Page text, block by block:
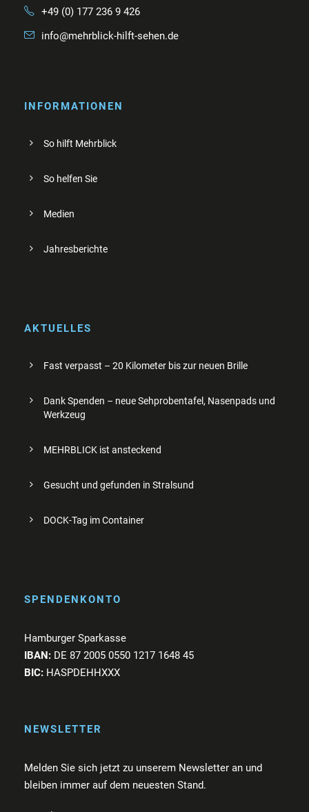
+49 (0) 177 236 9 426
info@mehrblick-hilft-sehen.de
INFORMATIONEN
So hilft Mehrblick
So helfen Sie
Medien
Jahresberichte
AKTUELLES
Fast verpasst – 20 Kilometer bis zur neuen Brille
Dank Spenden – neue Sehprobentafel, Nasenpads und
Werkzeug
MEHRBLICK ist ansteckend
Gesucht und gefunden in Stralsund
DOCK-Tag im Container
SPENDENKONTO
Hamburger Sparkasse
IBAN: DE 87 2005 0550 1217 1648 45
BIC: HASPDEHHXXX
NEWSLETTER
Melden Sie sich jetzt zu unserem Newsletter an und
bleiben immer auf dem neuesten Stand.